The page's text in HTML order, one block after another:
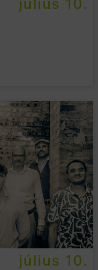
július 10.
július 10.